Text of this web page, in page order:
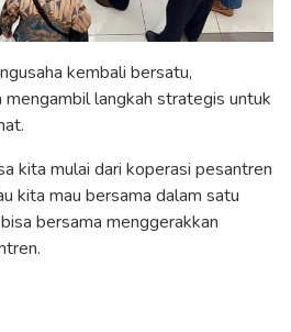
kembali bersatu,
mengambil langkah strategis untuk
kita mulai dari koperasi pesantren
kita mau bersama dalam satu
bersama menggerakkan